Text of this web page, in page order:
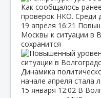
Как сообщалось
проверок НКО. Среди
19 апреля 16:21
Москвы к ситуации в
сохранится
Динамика
начале апреля стала
15 января 12:02 В